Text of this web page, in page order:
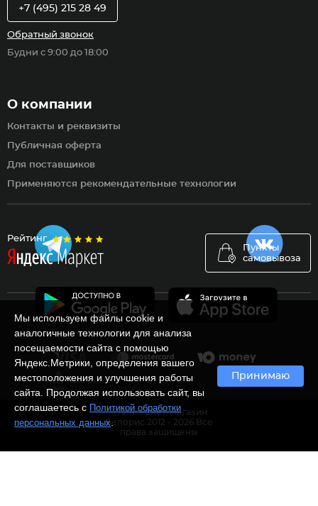
Рейтинг
Пункты
самовывоза
О компании
Контакты и реквизиты
Публичная оферта
Для поставщиков
Применяются рекомендательные технологии
+7 (495) 215 28 49
Обратный звонок
Будни с 9:00 до 18:00
Мы используем файлы cookie и
аналогичные технологии для анализа
посещаемости сайта с помощью
Яндекс.Метрики, определения вашего
местоположения и улучшения работы
сайта. Продолжая использовать сайт, вы
соглашаетесь с Политикой обработки
персональных данных.
Принимаю
Ⓒ Интернет-магазин
Белорис 2012 - 2026 Все
права защищены